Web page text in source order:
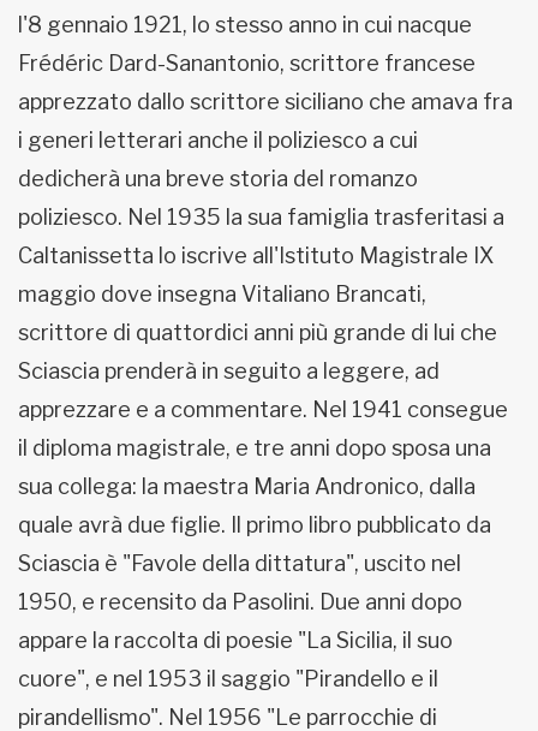
l'8 gennaio 1921, lo stesso anno in cui nacque
Frédéric Dard-Sanantonio, scrittore francese
apprezzato dallo scrittore siciliano che amava fra
i generi letterari anche il poliziesco a cui
dedicherà una breve storia del romanzo
poliziesco. Nel 1935 la sua famiglia trasferitasi a
Caltanissetta lo iscrive all'Istituto Magistrale IX
maggio dove insegna Vitaliano Brancati,
scrittore di quattordici anni più grande di lui che
Sciascia prenderà in seguito a leggere, ad
apprezzare e a commentare. Nel 1941 consegue
il diploma magistrale, e tre anni dopo sposa una
sua collega: la maestra Maria Andronico, dalla
quale avrà due figlie. Il primo libro pubblicato da
Sciascia è "Favole della dittatura", uscito nel
1950, e recensito da Pasolini. Due anni dopo
appare la raccolta di poesie "La Sicilia, il suo
cuore", e nel 1953 il saggio "Pirandello e il
pirandellismo". Nel 1956 "Le parrocchie di